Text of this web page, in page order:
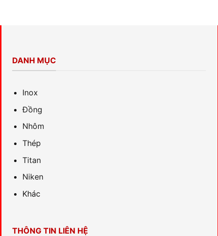
DANH MỤC
Inox
Đồng
Nhôm
Thép
Titan
Niken
Khác
THÔNG TIN LIÊN HỆ